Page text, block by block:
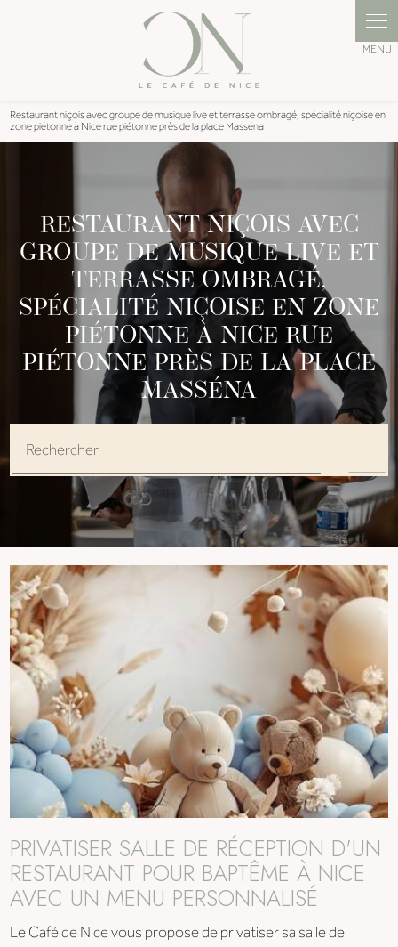
Restaurant niçois avec groupe de musique live et terrasse ombragé, spécialité niçoise en
zone piétonne à Nice rue piétonne près de la place Masséna
RESTAURANT NIÇOIS AVEC
GROUPE DE MUSIQUE LIVE ET
TERRASSE OMBRAGÉ,
SPÉCIALITÉ NIÇOISE EN ZONE
PIÉTONNE À NICE RUE
PIÉTONNE PRÈS DE LA PLACE
MASSÉNA
Rechercher
PRIVATISER SALLE DE RÉCEPTION D'UN
RESTAURANT POUR BAPTÊME À NICE
AVEC UN MENU PERSONNALISÉ
Le Café de Nice vous propose de privatiser sa salle de
Panneau de gestion des cookies